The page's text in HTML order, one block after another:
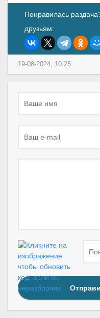
Понравилась
друзьям:
19-08-2024, 10:25